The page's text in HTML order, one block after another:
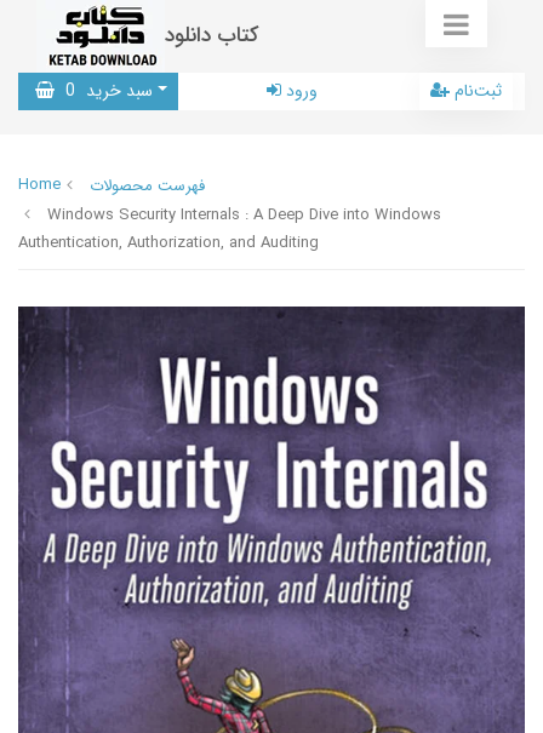
کتاب دانلود
سبد خرید 0 ورود ثبت‌نام
Home
فهرست محصولات
Windows Security Internals : A Deep Dive into Windows
Authentication, Authorization, and Auditing